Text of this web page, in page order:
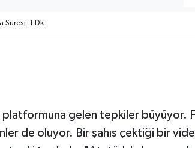
Süresi: 1 Dk
gelen tepkiler büyüyor.
de oluyor. Bir şahıs çektiği bir